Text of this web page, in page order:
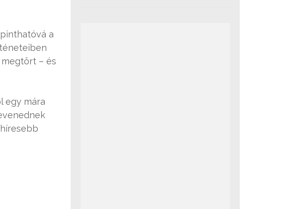
a
megtört – és
egy mára